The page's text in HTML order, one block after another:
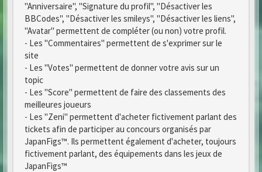
"Anniversaire", "Signature du profil", "Désactiver les
BBCodes", "Désactiver les smileys", "Désactiver les liens",
"Avatar" permettent de compléter (ou non) votre profil.
- Les "Commentaires" permettent de s'exprimer sur le
site
- Les "Votes" permettent de donner votre avis sur un
topic
- Les "Score" permettent de faire des classements des
meilleures joueurs
- Les "Zeni" permettent d'acheter fictivement parlant des
tickets afin de participer au concours organisés par
JapanFigs™. Ils permettent également d'acheter, toujours
fictivement parlant, des équipements dans les jeux de
JapanFigs™